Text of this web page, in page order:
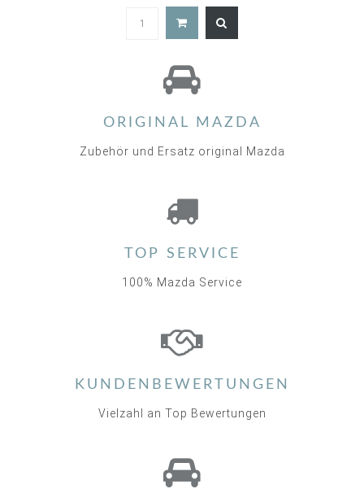
ORIGINAL MAZDA
Zubehör und Ersatz original Mazda
TOP SERVICE
100% Mazda Service
KUNDENBEWERTUNGEN
Vielzahl an Top Bewertungen